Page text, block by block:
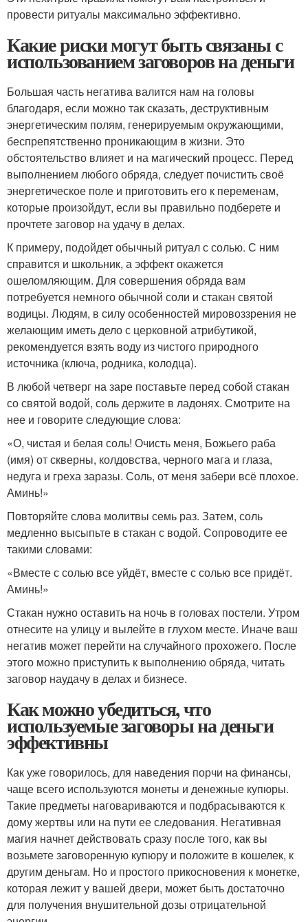
провести ритуалы максимально эффективно.
Какие риски могут быть связаны с
использованием заговоров на деньги
Большая часть негатива валится нам на головы
благодаря, если можно так сказать, деструктивным
энергетическим полям, генерируемым окружающими,
беспрепятственно проникающим в жизни. Это
обстоятельство влияет и на магический процесс. Перед
выполнением любого обряда, следует почистить своё
энергетическое поле и приготовить его к переменам,
которые произойдут, если вы правильно подберете и
прочтете заговор на удачу в делах.
К примеру, подойдет обычный ритуал с солью. С ним
справится и школьник, а эффект окажется
ошеломляющим. Для совершения обряда вам
потребуется немного обычной соли и стакан святой
водицы. Людям, в силу особенностей мировоззрения не
желающим иметь дело с церковной атрибутикой,
рекомендуется взять воду из чистого природного
источника (ключа, родника, колодца).
В любой четверг на заре поставьте перед собой стакан
со святой водой, соль держите в ладонях. Смотрите на
нее и говорите следующие слова:
«О, чистая и белая соль! Очисть меня, Божьего раба
(имя) от скверны, колдовства, черного мага и глаза,
недуга и греха заразы. Соль, от меня забери всё плохое.
Аминь!»
Повторяйте слова молитвы семь раз. Затем, соль
медленно высыпьте в стакан с водой. Сопроводите ее
такими словами:
«Вместе с солью все уйдёт, вместе с солью все придёт.
Аминь!»
Стакан нужно оставить на ночь в головах постели. Утром
отнесите на улицу и вылейте в глухом месте. Иначе ваш
негатив может перейти на случайного прохожего. После
этого можно приступить к выполнению обряда, читать
заговор наудачу в делах и бизнесе.
Как можно убедиться, что
используемые заговоры на деньги
эффективны
Как уже говорилось, для наведения порчи на финансы,
чаще всего используются монеты и денежные купюры.
Такие предметы наговариваются и подбрасываются к
дому жертвы или на пути ее следования. Негативная
магия начнет действовать сразу после того, как вы
возьмете заговоренную купюру и положите в кошелек, к
другим деньгам. Но и простого прикосновения к монетке,
которая лежит у вашей двери, может быть достаточно
для получения внушительной дозы отрицательной